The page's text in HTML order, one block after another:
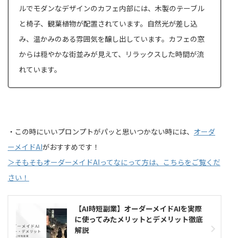
ルでモダンなデザインのカフェ内部には、木製のテーブル
と椅子、観葉植物が配置されています。自然光が差し込
み、温かみのある雰囲気を醸し出しています。カフェの窓
からは穏やかな街並みが見えて、リラックスした時間が流
れています。
・この時にいいプロンプトがパッと思いつかない時には、 オーダ
ーメイドAIがおすすめです！
＞そもそもオーダーメイドAIってなにって方は、こちらをご覧くだ
さい！
【AI時短副業】オーダーメイドAIを実際
に使ってみたメリットとデメリット徹底
解説